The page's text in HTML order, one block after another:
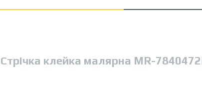
Стрічка клейка малярна MR-